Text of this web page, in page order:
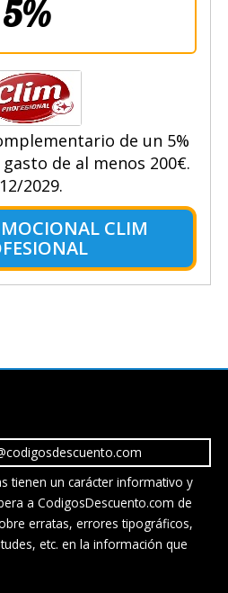
5%
de un 5%
de al menos 200€.
2029.
CLIM
tienen un carácter informativo y
a CodigosDescuento.com de
erratas, errores tipográficos,
etc. en la información que